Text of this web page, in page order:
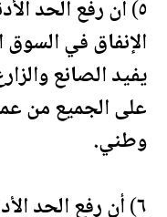
٥) أن رفع الحد
الإنفاق في
يفيد الصانع
على الجميع من
وطني.
٦) أن رفع الحد